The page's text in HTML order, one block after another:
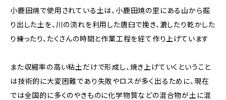
小鹿田焼で使用されている土は、小鹿田焼の里にある山から掘
り出した土を、川の流れを利用した唐臼で挽き、漉したり乾かした
り練ったり、たくさんの時間と作業工程を経て作り上げています
また収縮率の高い粘土だけで形成し、焼き上げていくということ
は技術的に大変困難であり失敗やロスが多く出るために、現在
では全国的に多くのやきものに化学物質などの混合物が土に混